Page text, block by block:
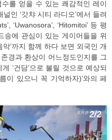
를 얻을 수 있는 쾌감적인 레이
인 ‘갓챠 시티 라디오’에서 들려
‘Uwanosora’, ‘Hitomitoi’ 등 평
송에 관심이 있는 게이머들을 위
’까지 함께 하다 보면 외국인 개
경과 환상이 어느정도인지를 그
‘건담’으로 불릴 것으로 예상되
이 있으니 꼭 기억하자)’와의 페